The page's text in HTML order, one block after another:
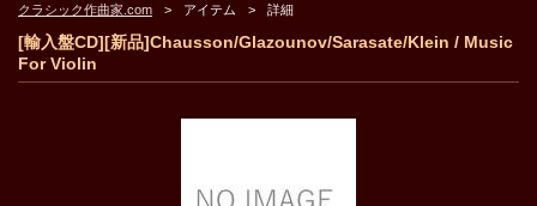
クラシック作曲家.com アイテム 詳細
[輸入盤CD][新品]Chausson/Glazounov/Sarasate/Klein / Music
For Violin